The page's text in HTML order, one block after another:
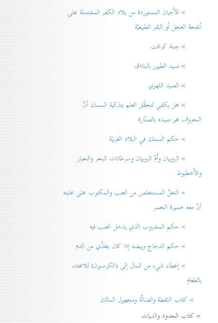
» الأجبان المستوردة من بلاد الكفر المشتملة على
أنفحة العجل أو البقر الطبيعيّة
» جبنة كرافت
» صيد الطيور بالبنادق
» الصيد اللهوي
» هل يكفي لتحقّق العلم بتذكية السمك أنّ
المعروف هو صيده بالصنّارة
» حكم السمك في البلاد الغربيّة
» الروبيان واُمّ الروبيان وسرطانات البحر والحبار
والاُخطبوط
» الخلّ المستخلص من العنب والمكتوب على علبته
أنّ معه خميرة الخمر
» حكم المشروب الذي يدخل العنب فيه
» حكم الدجاج وبيضه إذا كان يتغذّي من الدم
» إعطاء شيء من المال إلی (الكرصون) للاعتناء
بالطعام
» كتاب اللقطة والضالّة ومجهول المالك
» كتاب الحدود والديات